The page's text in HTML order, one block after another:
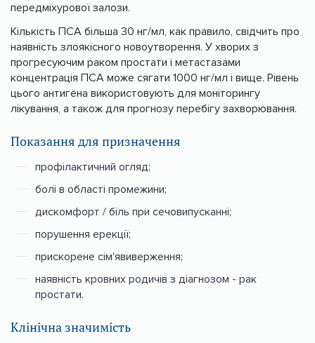
передміхурової залози.
Кількість ПСА більша 30 нг/мл, как правило, свідчить про
наявність злоякісного новоутворення. У хворих з
прогресуючим раком простати і метастазами
концентрація ПСА може сягати 1000 нг/мл і вище. Рівень
цього антигена використовують для моніторингу
лікування, а також для прогнозу перебігу захворювання.
Показання для призначення
профілактичний огляд;
болі в області промежини;
дискомфорт / біль при сечовипусканні;
порушення ерекції;
прискорене сім'явиверження;
наявність кровних родичів з діагнозом - рак
простати.
Клінічна значимість